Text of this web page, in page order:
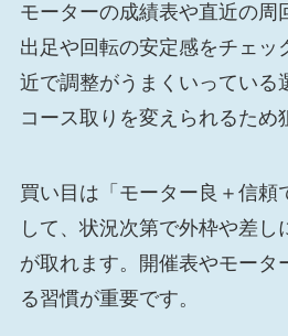
モーターの成績表や直近の周
出足や回転の安定感をチェッ
近で調整がうまくいっている
コース取りを変えられるため
買い目は「モーター良＋信頼
して、状況次第で外枠や差し
が取れます。開催表やモータ
る習慣が重要です。